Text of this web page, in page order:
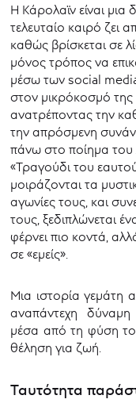
Η Κάρολαϊν είναι
τελευταίο καιρό ζει
καθώς βρίσκεται σε
μόνος τρόπος να
μέσω των social
στον μικρόκοσμό της
ανατρέποντας την
την απρόσμενη
πάνω στο ποίημα του
«Τραγούδι του
μοιράζονται τα
αγωνίες τους, και
τους, ξεδιπλώνεται
φέρνει πιο κοντά,
σε «εμείς».
Μια ιστορία γεμάτη
αναπάντεχη
μέσα από τη φύση
θέληση για ζωή.
Ταυτότητα